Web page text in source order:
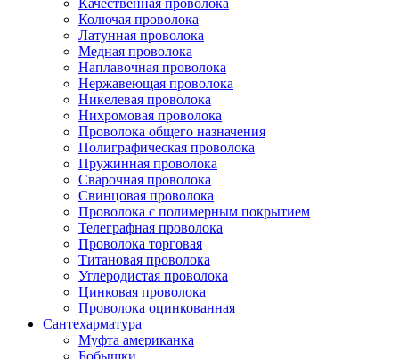
Качественная проволока
Колючая проволока
Латунная проволока
Медная проволока
Наплавочная проволока
Нержавеющая проволока
Никелевая проволока
Нихромовая проволока
Проволока общего назначения
Полиграфическая проволока
Пружинная проволока
Сварочная проволока
Свинцовая проволока
Проволока с полимерным покрытием
Телеграфная проволока
Проволока торговая
Титановая проволока
Углеродистая проволока
Цинковая проволока
Проволока оцинкованная
Сантехарматура
Муфта американка
Бобышки